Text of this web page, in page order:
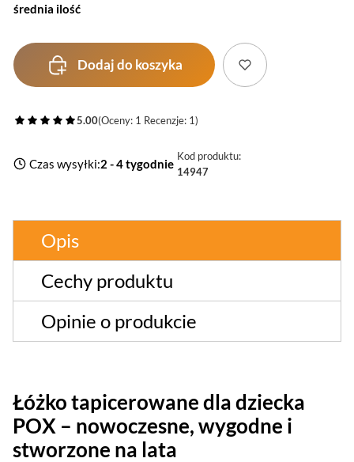
średnia ilość
Dodaj do koszyka
5.00(Oceny: 1 Recenzje: 1)
Czas wysyłki:2 - 4 tygodnie
Kod produktu:
14947
Opis
Cechy produktu
Opinie o produkcie
Łóżko tapicerowane dla dziecka
POX – nowoczesne, wygodne i
stworzone na lata